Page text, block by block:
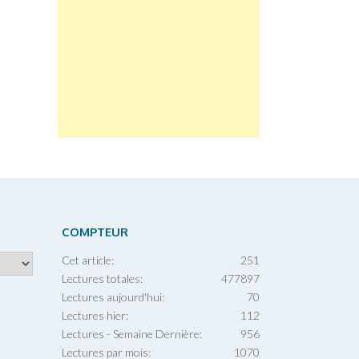
COMPTEUR
251
Cet article:
477897
Lectures totales:
70
Lectures aujourd'hui:
112
Lectures hier:
956
Lectures - Semaine Dernière:
1070
Lectures par mois: